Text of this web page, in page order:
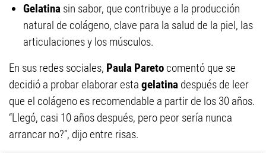
Gelatina sin sabor, que contribuye a la producción
natural de colágeno, clave para la salud de la piel, las
articulaciones y los músculos.
En sus redes sociales, Paula Pareto comentó que se
decidió a probar elaborar esta gelatina después de leer
que el colágeno es recomendable a partir de los 30 años.
“Llegó, casi 10 años después, pero peor sería nunca
arrancar no?”, dijo entre risas.